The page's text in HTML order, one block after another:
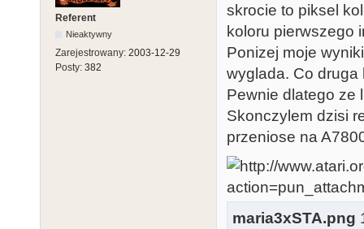
Referent
Nieaktywny
Zarejestrowany: 2003-12-29
Posty: 382
skrocie to piksel
koloru pierwszego
Ponizej moje
wyglada. Co druga
Pewnie dlatego ze
Skonczylem dzisi
przeniose na
maria3xSTA.png